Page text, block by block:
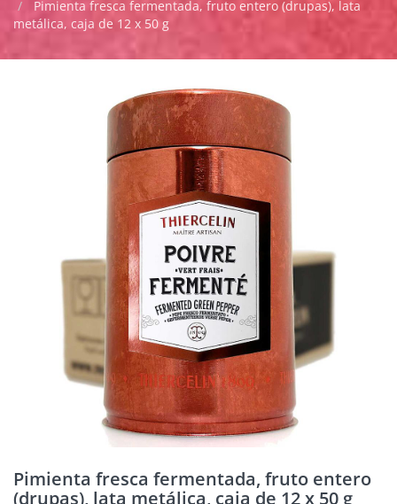
Pimienta fresca fermentada, fruto entero (drupas), lata
metálica, caja de 12 x 50 g
Pimienta fresca fermentada, fruto entero
(drupas), lata metálica, caja de 12 x 50 g